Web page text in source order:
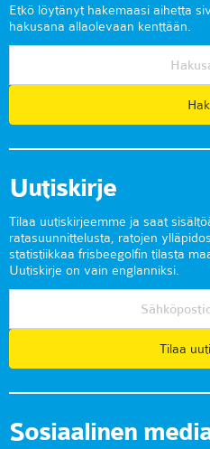
Etkö löytänyt hakemaasi aihetta
hakusana allaolevaan kenttään.
Uutiskirje
Tilaa uutiskirjeemme ja saat
ratasuunnittelusta, ratojen
statistiikkaa frisbeegolfin tilasta
Uutiskirje on vain englanniksi.
Tilaa
Sosiaalinen